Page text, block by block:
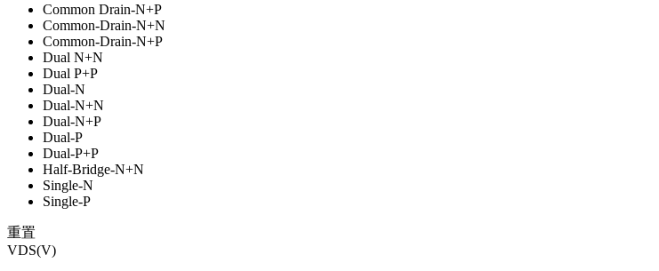
Common Drain-N+P
Common-Drain-N+N
Common-Drain-N+P
Dual N+N
Dual P+P
Dual-N
Dual-N+N
Dual-N+P
Dual-P
Dual-P+P
Half-Bridge-N+N
Single-N
Single-P
重置
VDS(V)